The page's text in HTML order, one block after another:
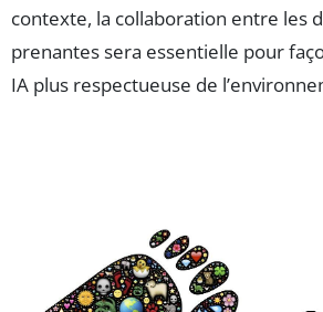
contexte, la collaboration entre les
prenantes sera essentielle pour
IA plus respectueuse de